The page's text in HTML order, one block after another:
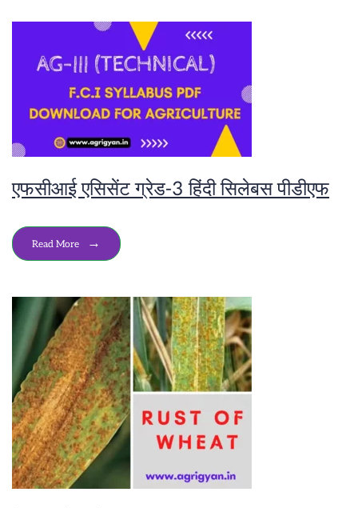
एफसीआई एसिसेंट ग्रेड-3 हिंदी सिलेबस पीडीएफ
Read More